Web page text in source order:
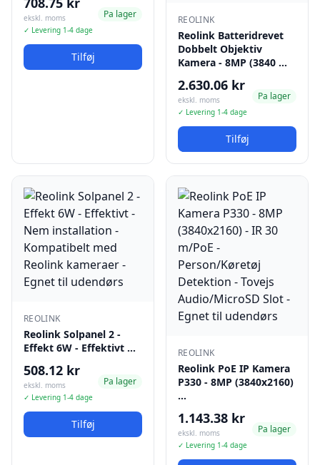
ekskl. moms
✓ Levering 1-4 dage
Pa lager
Tilføj
REOLINK
Reolink Batteridrevet
Dobbelt Objektiv
Kamera - 8MP (3840 …
2.630.06 kr
ekskl. moms
✓ Levering 1-4 dage
Pa lager
Tilføj
REOLINK
Reolink Solpanel 2 -
Effekt 6W - Effektivt …
508.12 kr
ekskl. moms
✓ Levering 1-4 dage
Pa lager
Tilføj
REOLINK
Reolink PoE IP Kamera
P330 - 8MP (3840x2160)
…
1.143.38 kr
ekskl. moms
✓ Levering 1-4 dage
Pa lager